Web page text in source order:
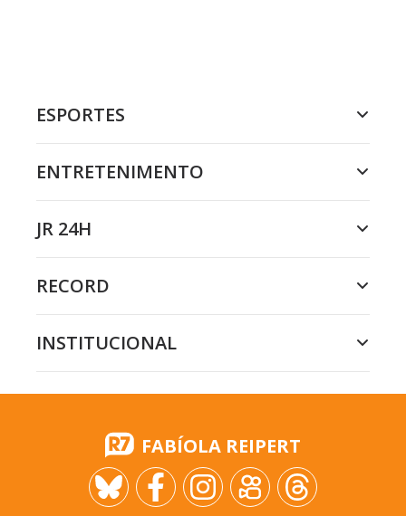
ESPORTES
ENTRETENIMENTO
JR 24H
RECORD
INSTITUCIONAL
FABÍOLA REIPERT